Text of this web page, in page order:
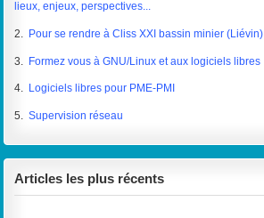
lieux, enjeux, perspectives...
2. Pour se rendre à Cliss XXI bassin minier (Liévin)
3. Formez vous à GNU/Linux et aux logiciels libres
4. Logiciels libres pour PME-PMI
5.Supervision réseau
Articles les plus récents